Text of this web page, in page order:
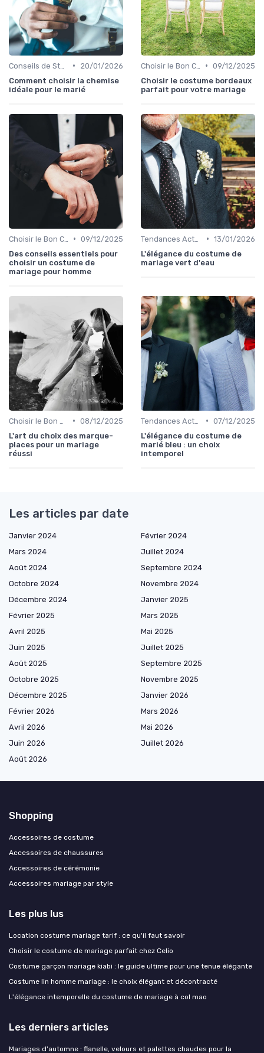
•
20/01/2026
Comment choisir la chemise
idéale pour le marié
• 09/12/2025
Choisir le costume bordeaux
parfait pour votre mariage
• 09/12/2025
Des conseils essentiels pour
choisir un costume de
mariage pour homme
• 13/01/2026
L'élégance du costume de
mariage vert d'eau
• 08/12/2025
L'art du choix des marque-
places pour un mariage
réussi
• 07/12/2025
L'élégance du costume de
marié bleu : un choix
intemporel
Les articles par date
Janvier 2024
Février 2024
Mars 2024
Juillet 2024
Août 2024
Septembre 2024
Octobre 2024
Novembre 2024
Décembre 2024
Janvier 2025
Février 2025
Mars 2025
Avril 2025
Mai 2025
Juin 2025
Juillet 2025
Août 2025
Septembre 2025
Octobre 2025
Novembre 2025
Décembre 2025
Janvier 2026
Février 2026
Mars 2026
Avril 2026
Mai 2026
Juin 2026
Juillet 2026
Août 2026
Shopping
Accessoires de costume
Accessoires de chaussures
Accessoires de cérémonie
Accessoires mariage par style
Les plus lus
Location costume mariage tarif : ce qu'il faut savoir
Choisir le costume de mariage parfait chez Celio
Costume garçon mariage kiabi : le guide ultime pour une tenue élégante
Costume lin homme mariage : le choix élégant et décontracté
L'élégance intemporelle du costume de mariage à col mao
Les derniers articles
Mariages d'automne : flanelle, velours et palettes chaudes pour la